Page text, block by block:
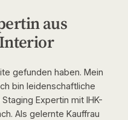
aus
gefunden haben. Mein
bin leidenschaftliche
Expertin mit IHK-
Als gelernte Kauffrau